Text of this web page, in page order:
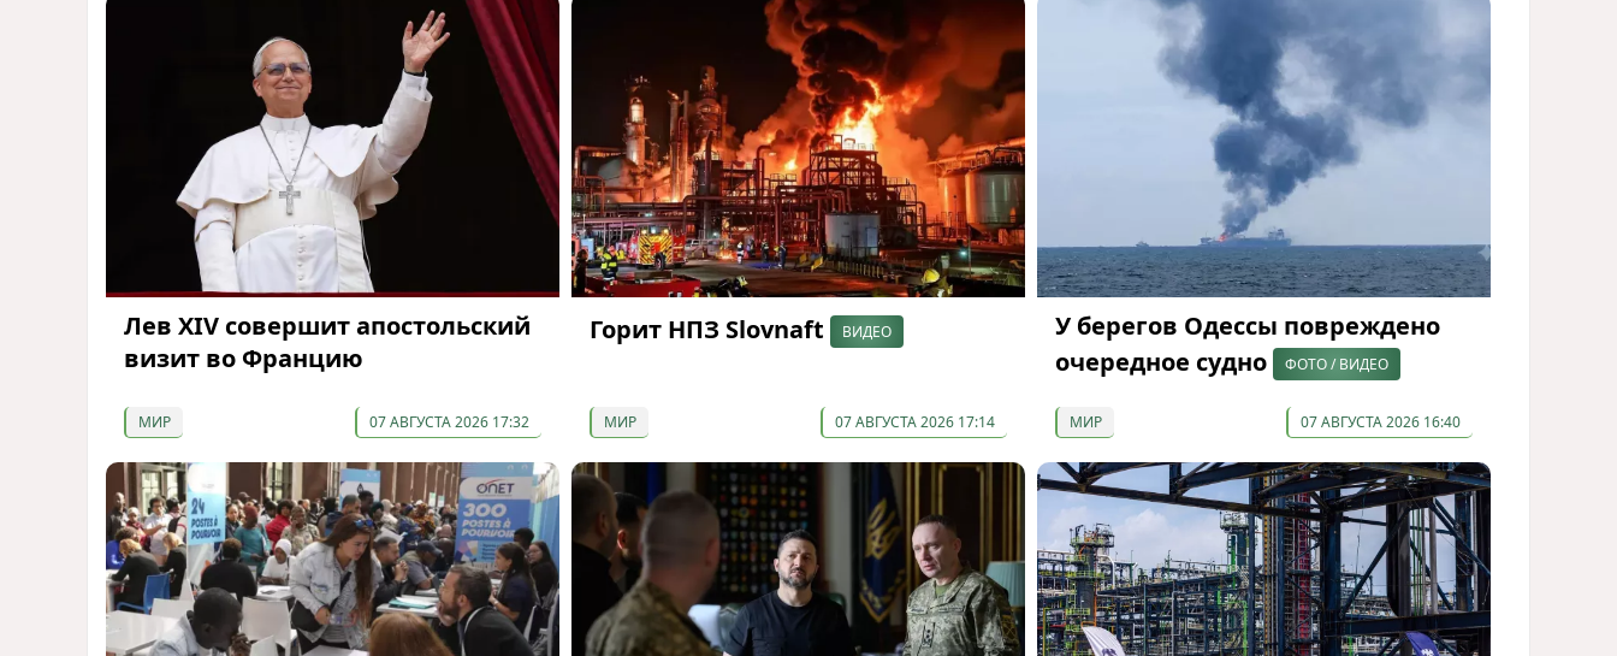
Лев XIV совершит апостольский
визит во Францию
МИР 07 АВГУСТА 2026 17:32
Горит НПЗ Slovnaft ВИДЕО
МИР 07 АВГУСТА 2026 17:14
У берегов Одессы повреждено
очередное судно
ФОТО / ВИДЕО
МИР 07 АВГУСТА 2026 16:40